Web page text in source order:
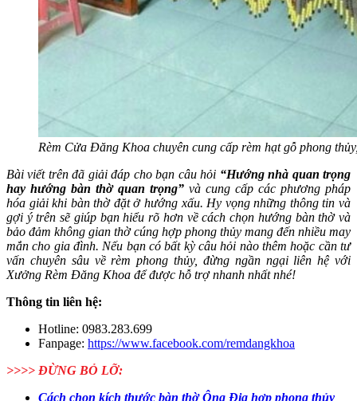
Rèm Cửa Đăng Khoa chuyên cung cấp rèm hạt gỗ phong
Bài viết trên đã giải đáp cho bạn câu hỏi “Hướng nhà quan trọng
hay hướng bàn thờ quan trọng” và cung cấp các phương pháp
hóa giải khi bàn thờ đặt ở hướng xấu. Hy vọng những thông tin và
gợi ý trên sẽ giúp bạn hiểu rõ hơn về cách chọn hướng bàn thờ và
bảo đảm không gian thờ cúng hợp phong thủy mang đến nhiều may
mắn cho gia đình. Nếu bạn có bất kỳ câu hỏi nào thêm hoặc cần tư
vấn chuyên sâu về rèm phong thủy, đừng ngần ngại liên hệ với
Xưởng Rèm Đăng Khoa để được hỗ trợ nhanh nhất nhé!
Thông tin liên hệ:
Hotline: 0983.283.699
Fanpage: https://www.facebook.com/remdangkhoa
>>>> ĐỪNG BỎ LỠ:
Cách chọn kích thước bàn thờ Ông Địa hợp phong thủy